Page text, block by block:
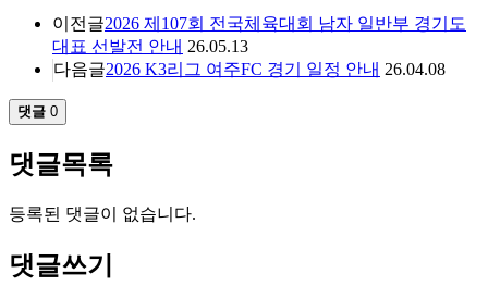
이전글2026 제107회 전국체육대회 남자 일반부 경기도
대표 선발전 안내 26.05.13
다음글2026 K3리그 여주FC 경기 일정 안내 26.04.08
댓글 0
댓글목록
등록된 댓글이 없습니다.
댓글쓰기